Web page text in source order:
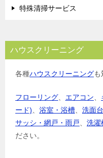
特殊清掃サービス
ハウスクリーニング
各種ハウスクリーニングも
フローリング エアコン
ード)
浴室・浴槽 洗面台
サッシ・網戸・雨戸
洗濯
ださい。